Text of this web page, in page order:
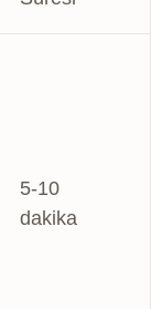
5-10
dakika